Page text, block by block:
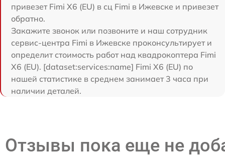
привезет Fimi X6 (EU) в сц Fimi в Ижевске и привезет
обратно.
Закажите звонок или позвоните и наш сотрудник
сервис-центра Fimi в Ижевске проконсультирует и
определит стоимость работ над квадрокоптера Fimi
X6 (EU). [dataset:services:name] Fimi X6 (EU) по
нашей статистике в среднем занимает 3 часа при
наличии деталей.
Отзывы пока еще не